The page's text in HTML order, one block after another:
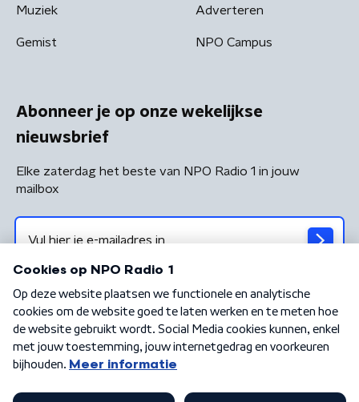
Muziek
Gemist
Adverteren
NPO Campus
Abonneer je op onze wekelijkse
nieuwsbrief
Elke zaterdag het beste van NPO Radio 1 in jouw
mailbox
Algemene voorwaarden